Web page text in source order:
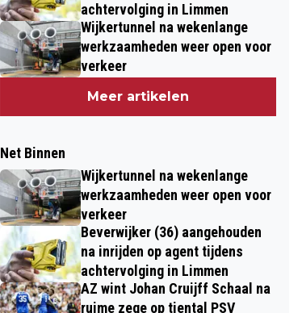
achtervolging in Limmen
Wijkertunnel na wekenlange
werkzaamheden weer open voor
verkeer
Meer artikelen
Net Binnen
Wijkertunnel na wekenlange
werkzaamheden weer open voor
verkeer
Beverwijker (36) aangehouden
na inrijden op agent tijdens
achtervolging in Limmen
AZ wint Johan Cruijff Schaal na
ruime zege op tiental PSV